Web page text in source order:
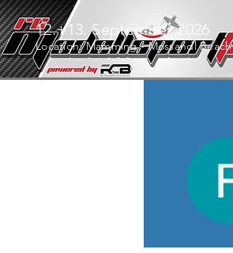
12.+13. September 2026
Location: Mamming - Mossandl Beach